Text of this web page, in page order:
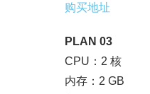
购买地址
PLAN 03
CPU：2 核
内存：2 GB